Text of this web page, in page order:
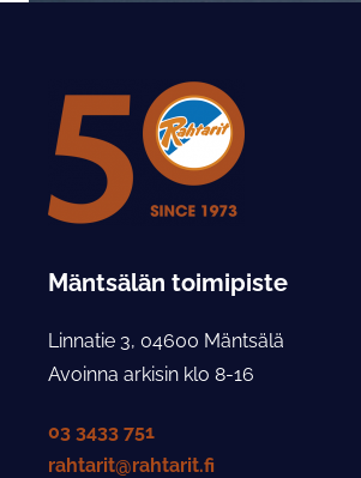
Mäntsälän toimipiste
Linnatie 3, 04600 Mäntsälä
Avoinna arkisin klo 8-16
03 3433 751
rahtarit@rahtarit.fi